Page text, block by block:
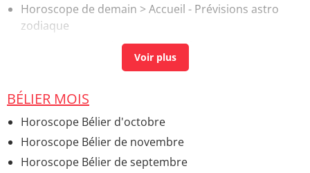
Horoscope de demain > Accueil - Prévisions astro
zodiaque
Horoscope scorpion 2026> Guide
BÉLIER MOIS
Horoscope Bélier d'octobre
Horoscope Bélier de novembre
Horoscope Bélier de septembre